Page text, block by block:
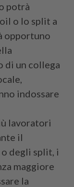
potrà
o lo split a
opportuno
di un collega
indossare
lavoratori
il
degli split, i
maggiore
la